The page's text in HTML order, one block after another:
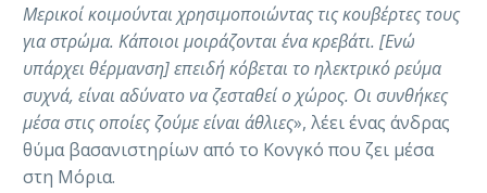
Μερικοί κοιμούνται χρησιμοποιώντας τις κουβέρτες τους
για στρώμα. Κάποιοι μοιράζονται ένα κρεβάτι. [Ενώ
υπάρχει θέρμανση] επειδή κόβεται το ηλεκτρικό ρεύμα
συχνά, είναι αδύνατο να ζεσταθεί ο χώρος. Οι συνθήκες
μέσα στις οποίες ζούμε είναι άθλιες», λέει ένας άνδρας
θύμα βασανιστηρίων από το Κονγκό που ζει μέσα
στη Μόρια.